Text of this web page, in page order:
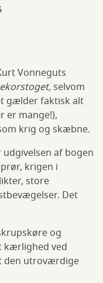
Vonneguts
selvom
gælder faktisk alt
er mange!),
krig og skæbne.
af bogen
krigen i
store
Det
og
kærlighed ved
den utroværdige